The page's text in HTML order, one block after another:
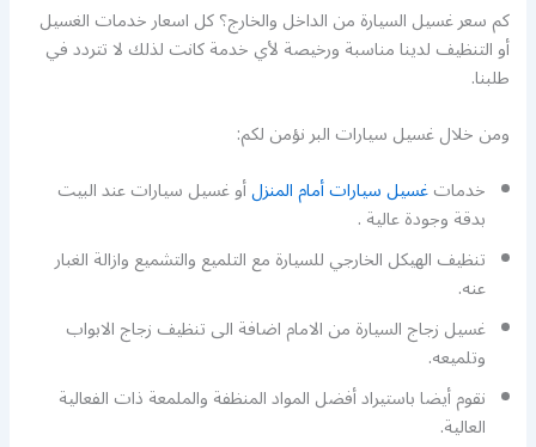
كم سعر غسيل السيارة من الداخل والخارج؟ كل اسعار خدمات الغسيل
أو التنظيف لدينا مناسبة ورخيصة لأي خدمة كانت لذلك لا تتردد في
طلبنا.
ومن خلال غسيل سيارات البر نؤمن لكم:
خدماتغسيل سيارات أمام المنزلأو غسيل سيارات عند البيت
بدقة وجودة عالية .
تنظيف الهيكل الخارجي للسيارة مع التلميع والتشميع وازالة الغبار
عنه.
غسيل زجاج السيارة من الامام اضافة الى تنظيف زجاج الابواب
وتلميعه.
نقوم أيضا باستيراد أفضل المواد المنظفة والملمعة ذات الفعالية
العالية.